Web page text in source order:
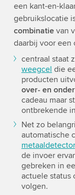
een kant-en-
gebruikslocatie
combinatievan
daarbij voor
centraal staat
weegcel die
producten
over- en
cadeau maar
ontbrekende
Net zo
automatische
metaaldetector
de invoer
gebreken in
actuele status
volgen.